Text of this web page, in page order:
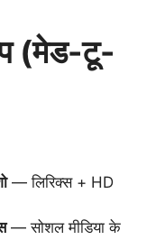
(मेड-टू-
— लिरिक्स + HD
— सोशल मीडिया के